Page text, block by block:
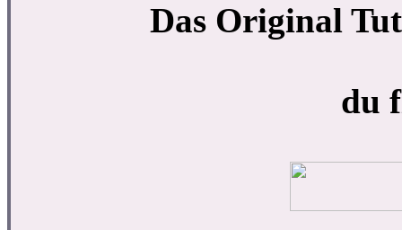
Das Original
du